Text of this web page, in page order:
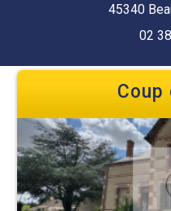
45340
02
Coup